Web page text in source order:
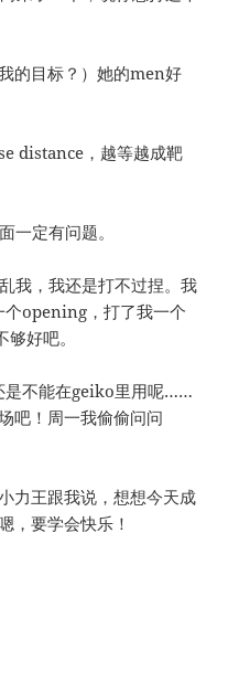
的目标？）她的men好
distance，越等越成靶
一定有问题。
我，我还是打不过捏。我
opening，打了我一个
好吧。
是不能在geiko里用呢……
吧！周一我偷偷问问
力王跟我说，想想今天成
，要学会快乐！